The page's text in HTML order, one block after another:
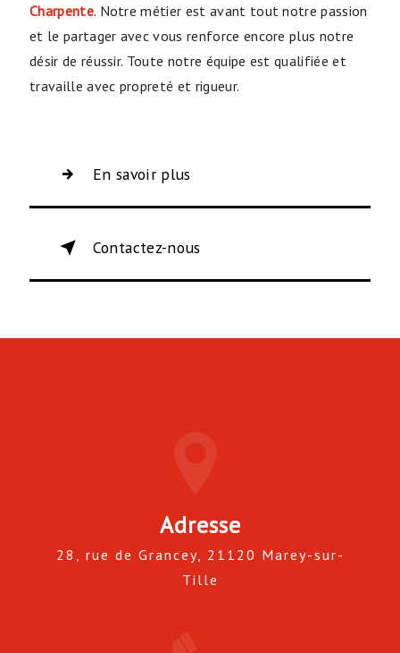
Charpente. Notre métier est avant tout notre passion
et le partager avec vous renforce encore plus notre
désir de réussir. Toute notre équipe est qualifiée et
travaille avec propreté et rigueur.
En savoir plus
Contactez-nous
Adresse
28, rue de Grancey, 21120 Marey-sur-
Tille